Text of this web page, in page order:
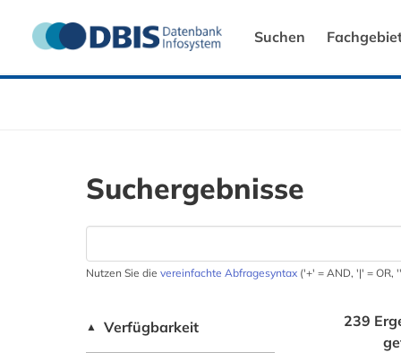
Suchen
Suchergebnisse
Nutzen Sie die vereinfachte Abfragesyntax ('+' = AND, '|' = OR,
▲ Verfügbarkeit
239